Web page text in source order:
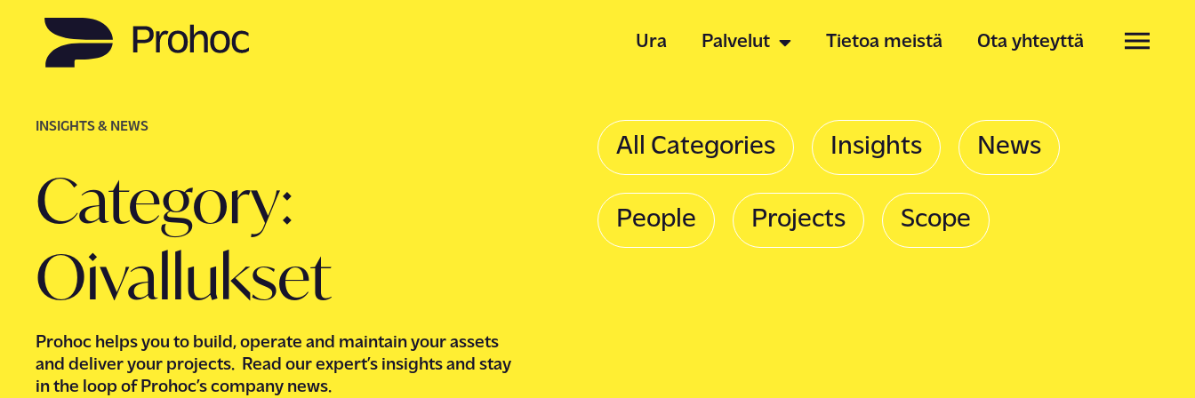
Ura Palvelut Tietoa meistä Ota yhteyttä
Työpaikat
Palvelut
INSIGHTS & NEWS
Category:
Oivallukset
Prohoc helps you to build, operate and maintain your assets
and deliver your projects. Read our expert’s insights and stay
in the loop of Prohoc’s company news.
All Categories Insights News
People Projects Scope